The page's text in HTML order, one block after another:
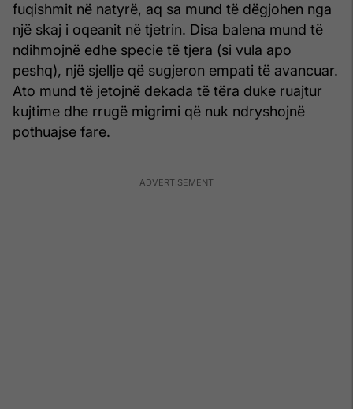
fuqishmit në natyrë, aq sa mund të dëgjohen nga
një skaj i oqeanit në tjetrin. Disa balena mund të
ndihmojnë edhe specie të tjera (si vula apo
peshq), një sjellje që sugjeron empati të avancuar.
Ato mund të jetojnë dekada të tëra duke ruajtur
kujtime dhe rrugë migrimi që nuk ndryshojnë
pothuajse fare.